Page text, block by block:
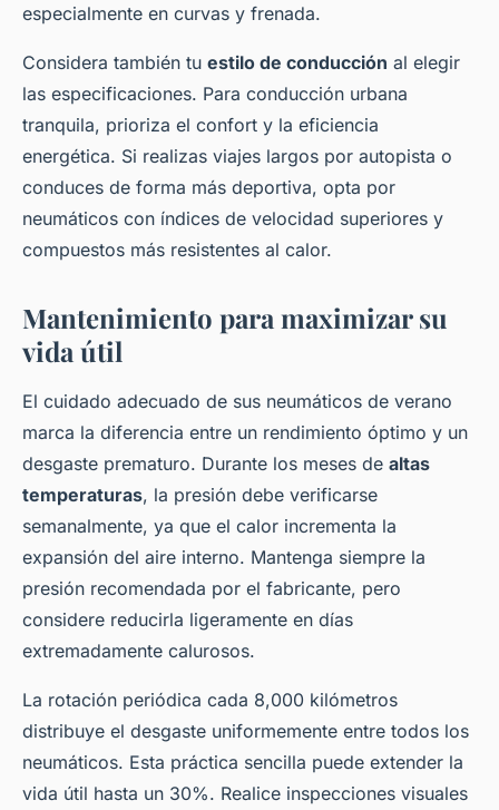
especialmente en curvas y frenada.
Considera también tu estilo de conducción al elegir
las especificaciones. Para conducción urbana
tranquila, prioriza el confort y la eficiencia
energética. Si realizas viajes largos por autopista o
conduces de forma más deportiva, opta por
neumáticos con índices de velocidad superiores y
compuestos más resistentes al calor.
Mantenimiento para maximizar su
vida útil
El cuidado adecuado de sus neumáticos de verano
marca la diferencia entre un rendimiento óptimo y un
desgaste prematuro. Durante los meses de altas
temperaturas, la presión debe verificarse
semanalmente, ya que el calor incrementa la
expansión del aire interno. Mantenga siempre la
presión recomendada por el fabricante, pero
considere reducirla ligeramente en días
extremadamente calurosos.
La rotación periódica cada 8,000 kilómetros
distribuye el desgaste uniformemente entre todos los
neumáticos. Esta práctica sencilla puede extender la
vida útil hasta un 30%. Realice inspecciones visuales